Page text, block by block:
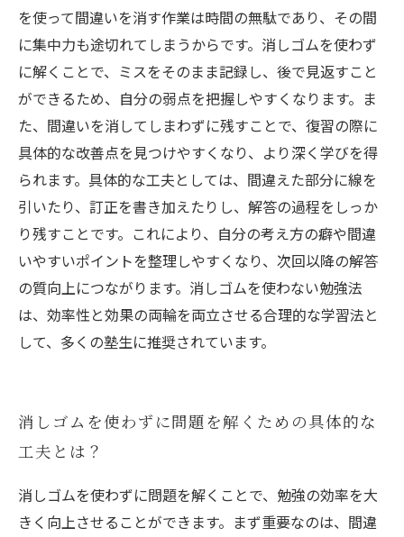
問題解き法まとめ
を使って間違いを消す作業は時間の無駄であり、その間
に集中力も途切れてしまうからです。消しゴムを使わず
に解くことで、ミスをそのまま記録し、後で見返すこと
ができるため、自分の弱点を把握しやすくなります。ま
た、間違いを消してしまわずに残すことで、復習の際に
具体的な改善点を見つけやすくなり、より深く学びを得
られます。具体的な工夫としては、間違えた部分に線を
引いたり、訂正を書き加えたりし、解答の過程をしっか
り残すことです。これにより、自分の考え方の癖や間違
いやすいポイントを整理しやすくなり、次回以降の解答
の質向上につながります。消しゴムを使わない勉強法
は、効率性と効果の両輪を両立させる合理的な学習法と
して、多くの塾生に推奨されています。
消しゴムを使わずに問題を解くための具体的な
工夫とは？
消しゴムを使わずに問題を解くことで、勉強の効率を大
きく向上させることができます。まず重要なのは、間違